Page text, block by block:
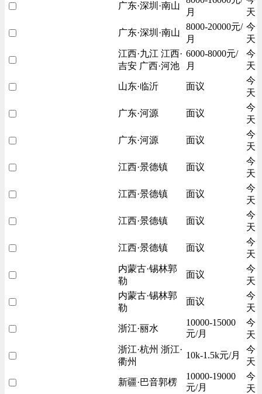
广东·深圳·南山
月
天
广东·深圳·南山
8000-20000元/
月
今
天
江西·九江 江西·
吉安 广西·河池
6000-8000元/
月
今
天
山东·临沂 面议
今
天
广东·河源 面议
今
天
广东·河源 面议
今
天
江西·景德镇 面议
今
天
江西·景德镇 面议
今
天
江西·景德镇 面议
今
天
江西·景德镇 面议
今
天
内蒙古·锡林郭
勒
面议
今
天
内蒙古·锡林郭
勒
面议
今
天
浙江·丽水
10000-15000
元/月
今
天
浙江·杭州 浙江·
衢州
10k-1.5k元/月
今
天
新疆·巴音郭楞
10000-19000
元/月
今
天